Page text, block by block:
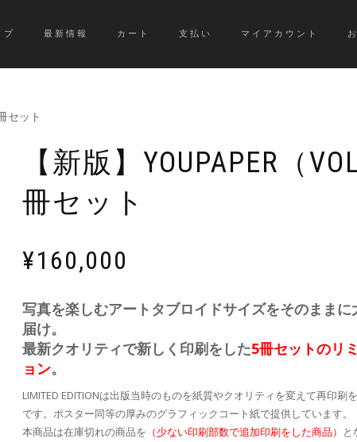
プ 最新情報 カート 支払い マイアカウント
セット
【新版】YOUPAPER（
冊セット
¥160,000
写真を楽しむアートタブロイドサイズをそのままに
届け。
最新クオリティで新しく印刷をした5冊セットのリ
ョン。
LIMITED EDITIONは出版当時のものを紙質やクオリティを変えて再印刷
です。ポスター同等の厚みのグラフィックコート紙で提供しています。
本商品は在庫切れの商品を （少ない印刷部数で追加印刷をした商品） と